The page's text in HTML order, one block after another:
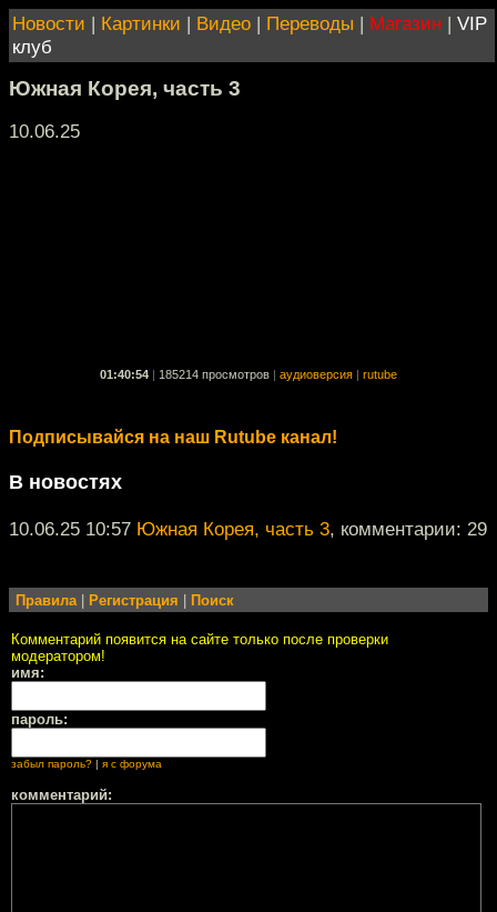
Новости | Картинки | Видео | Переводы | Магазин | VIP
клуб
Южная Корея, часть 3
10.06.25
01:40:54 185214 просмотров аудиоверсия rutube
Подписывайся на наш Rutube канал!
В новостях
10.06.25 10:57 Южная Корея, часть 3, комментарии: 29
Правила| Регистрация Поиск
Комментарий появится на сайте только после проверки
модератором!
имя:
пароль:
забыл пароль? я с форума
комментарий: